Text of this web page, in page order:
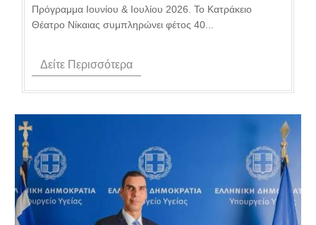
Πρόγραμμα Ιουνίου & Ιουλίου 2026. Το Κατράκειο
Θέατρο Νίκαιας συμπληρώνει φέτος 40...
Δείτε Περισσότερα